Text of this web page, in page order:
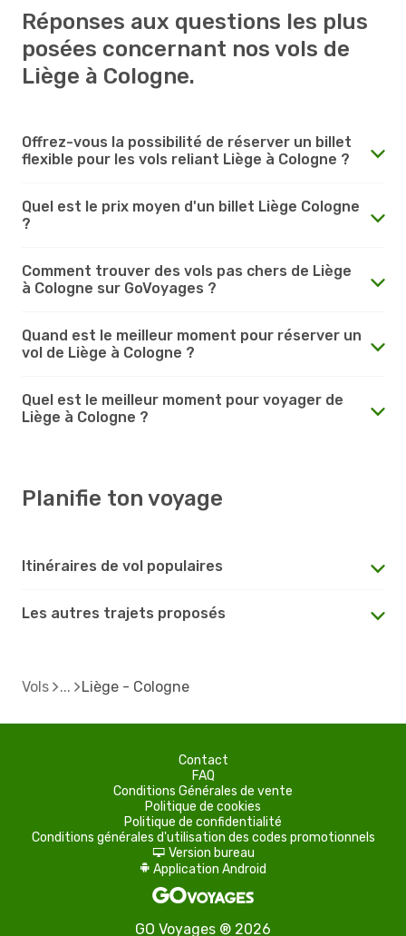
Réponses aux questions les plus
posées concernant nos vols de
Liège à Cologne.
Offrez-vous la possibilité de réserver un billet
flexible pour les vols reliant Liège à Cologne ?
Quel est le prix moyen d'un billet Liège Cologne
?
Comment trouver des vols pas chers de Liège
à Cologne sur GoVoyages ?
Quand est le meilleur moment pour réserver un
vol de Liège à Cologne ?
Quel est le meilleur moment pour voyager de
Liège à Cologne ?
Planifie ton voyage
Itinéraires de vol populaires
Les autres trajets proposés
Vols Liège - Cologne
Contact
FAQ
Conditions Générales de vente
Politique de cookies
Politique de confidentialité
Conditions générales d'utilisation des codes promotionnels
d Version bureau
A Application Android
GO Voyages ® 2026